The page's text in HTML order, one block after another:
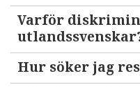
Varför
Hur söker jag